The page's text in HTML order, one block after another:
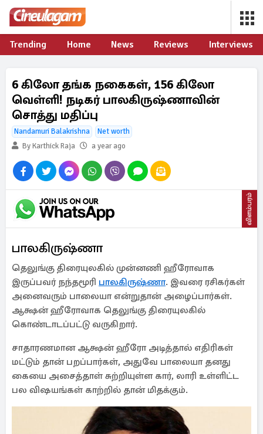
Trending Home News Reviews Interviews
6 கிலோ தங்க நகைகள், 156 கிலோ
வெள்ளி! நடிகர் பாலகிருஷ்ணாவின்
சொத்து மதிப்பு
Nandamuri Balakrishna
Net worth
By Karthick Raja
a year ago
விளம்பரம்
பாலகிருஷ்ணா
தெலுங்கு திரையுலகில் முன்னணி ஹீரோவாக
இருப்பவர் நந்தமூரி பாலகிருஷ்ணா. இவரை ரசிகர்கள்
அனைவரும் பாலையா என்றுதான் அழைப்பார்கள்.
ஆக்ஷன் ஹீரோவாக தெலுங்கு திரையுலகில்
கொண்டாடப்பட்டு வருகிறார்.
சாதாரணமான ஆக்ஷன் ஹீரோ அடித்தால் எதிரிகள்
மட்டும் தான் பறப்பார்கள், அதுவே பாலையா தனது
கையை அசைத்தாள் சுற்றியுள்ள கார், லாரி உள்ளிட்ட
பல விஷயங்கள் காற்றில் தான் மிதக்கும்.